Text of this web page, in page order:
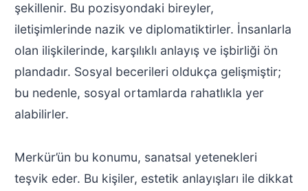
şekillenir. Bu pozisyondaki bireyler,
iletişimlerinde nazik ve diplomatiktirler. İnsanlarla
olan ilişkilerinde, karşılıklı anlayış ve işbirliği ön
plandadır. Sosyal becerileri oldukça gelişmiştir;
bu nedenle, sosyal ortamlarda rahatlıkla yer
alabilirler.
Merkür’ün bu konumu, sanatsal yetenekleri
teşvik eder. Bu kişiler, estetik anlayışları ile dikkat